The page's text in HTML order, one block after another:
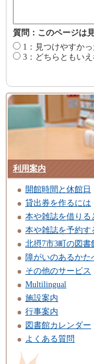
質問：このページは
1：見つけやすかっ
3：どちらともい
利用案内
開館時間と休館日
貸出券を作るには
本や雑誌を借りる
本や雑誌を予約す
北摂7市3町の図
障がいのあるかた
その他のサービス
Multilingual
施設案内
行事案内
図書館カレンダー
よくある質問